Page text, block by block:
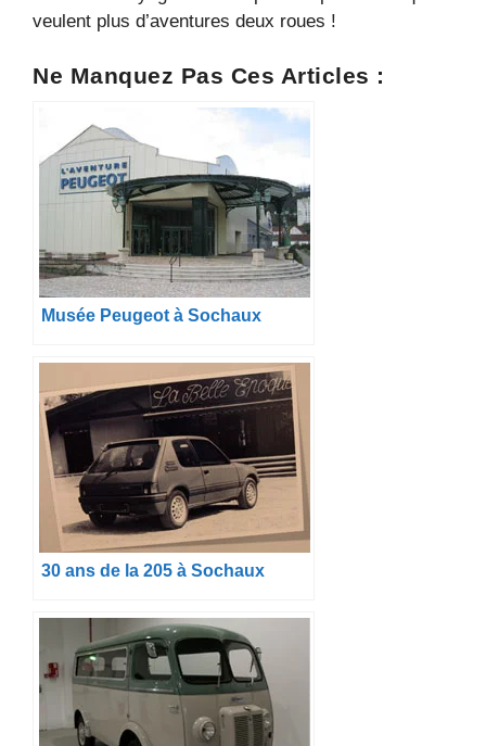
veulent plus d’aventures deux roues !
Ne Manquez Pas Ces Articles :
Musée Peugeot à Sochaux
30 ans de la 205 à Sochaux